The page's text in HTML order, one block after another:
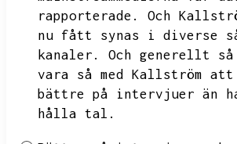
rapporterade.
Och
nu fått synas i diverse
kanaler.
Och generellt
vara så med Kallström
bättre på intervjuer än
hålla tal.